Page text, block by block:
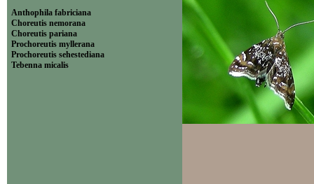
Anthophila fabriciana
Choreutis nemorana
Choreutis pariana
Prochoreutis myllerana
Prochoreutis sehestediana
Tebenna micalis